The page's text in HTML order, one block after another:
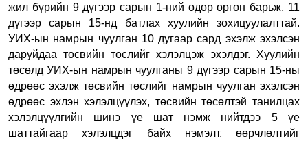
жил бүрийн 9 дүгээр сарын 1-ний өдөр өргөн барьж, 11
дүгээр сарын 15-нд батлах хуулийн зохицуулалттай.
УИХ-ын намрын чуулган 10 дугаар сард эхэлж эхэлсэн
даруйдаа төсвийн төслийг хэлэлцэж эхэлдэг. Хуулийн
төсөлдУИХ-ын намрын чуулганы 9 дүгээр сарын 15-ны
өдрөөс эхэлж төсвийн төслийг намрын чуулган эхэлсэн
өдрөөс эхлэн хэлэлцүүлэх, төсвийн төсөлтэй танилцах
хэлэлцүүлгийн шинэ үе шат нэмж нийтдээ 5 үе
шаттайгаар хэлэлцдэг байх нэмэлт, өөрчлөлтийг